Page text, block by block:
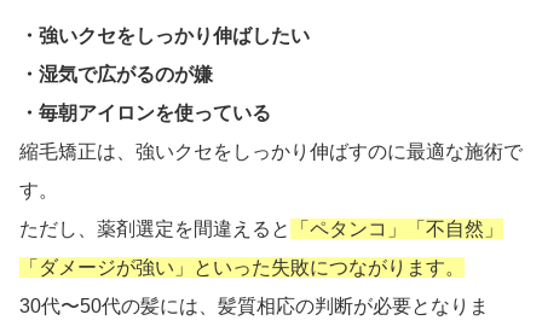
・強いクセをしっかり伸ばしたい
・湿気で広がるのが嫌
・毎朝アイロンを使っている
縮毛矯正は、強いクセをしっかり伸ばすのに最適な施術で
す。
ただし、薬剤選定を間違えると
「ペタンコ」「不自然」
「ダメージが強い」といった失敗につながります。
30代〜50代の髪には、髪質相応の判断が必要となりま